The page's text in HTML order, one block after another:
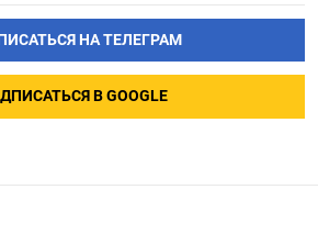
НА ТЕЛЕГРАМ
В GOOGLE